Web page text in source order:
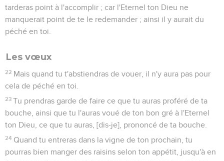
tarderas point à l'accomplir ; car l'Eternel ton Dieu ne
manquerait point de te le redemander ; ainsi il y aurait du
péché en toi.
Les vœux
22 Mais quand tu t'abstiendras de vouer, il n'y aura pas pour
cela de péché en toi.
23 Tu prendras garde de faire ce que tu auras proféré de ta
bouche, ainsi que tu l'auras voué de ton bon gré à l'Eternel
ton Dieu, ce que tu auras, [dis-je], prononcé de ta bouche.
24 Quand tu entreras dans la vigne de ton prochain, tu
pourras bien manger des raisins selon ton appétit, jusqu'à en